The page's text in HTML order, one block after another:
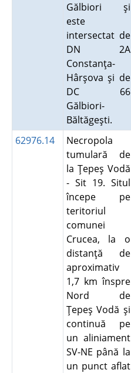
Gălbiori şi
este
intersectat de
DN 2A
Constanţa-
Hârşova şi de
DC 66
Gălbiori-
Băltăgeşti.
62976.14
Necropola
tumulară de
la Ţepeş Vodă
- Sit 19. Situl
începe pe
teritoriul
comunei
Crucea, la o
distanţă de
aproximativ
1,7 km înspre
Nord de
Ţepeş Vodă şi
continuă pe
un aliniament
SV-NE până la
un punct aflat